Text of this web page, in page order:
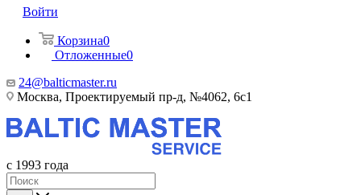
Войти
Корзина0
Отложенные0
24@balticmaster.ru
Москва, Проектируемый пр-д, №4062, 6с1
с 1993 года